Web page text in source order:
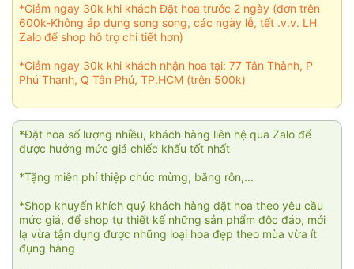
*Giảm ngay 30k khi khách Đặt hoa trước 2 ngày (đơn trên
600k-Không áp dụng song song, các ngày lễ, tết .v.v. LH
Zalo để shop hỗ trợ chi tiết hơn)
*Giảm ngay 30k khi khách nhận hoa tại: 77 Tân Thành, P
Phú Thạnh, Q Tân Phú, TP.HCM (trên 500k)
*Đặt hoa số lượng nhiều, khách hàng liên hệ qua Zalo để
được hưởng mức giá chiếc khấu tốt nhất
*Tặng miễn phí thiệp chúc mừng, băng rôn,...
*Shop khuyến khích quý khách hàng đặt hoa theo yêu cầu
mức giá, để shop tự thiết kế những sản phẩm độc đáo, mới
lạ vừa tận dụng được những loại hoa đẹp theo mùa vừa ít
đụng hàng